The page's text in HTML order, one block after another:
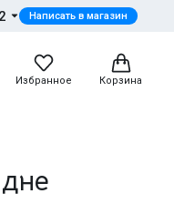
Написать в магазин
Избранное Корзина